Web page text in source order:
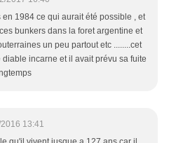
en 1984 ce qui aurait été possible , et
bunkers dans la foret argentine et
un peu partout etc ........cet
diable incarne et il avait prévu sa fuite
13:41